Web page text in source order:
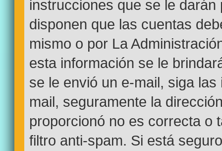
instrucciones que se le
disponen que las cuentas
mismo o por La
esta información se le
se le envió un e-mail, siga
mail, seguramente la
proporcionó no es correcta o
filtro anti-spam. Si está